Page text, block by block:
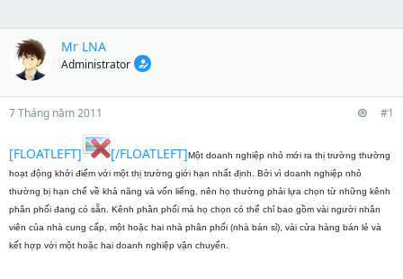
Mr LNA
Administrator
7 Tháng năm 2011 #1
[FLOATLEFT] [/FLOATLEFT]Một doanh nghiệp nhỏ mới ra thị trường thường
hoạt động khởi điểm với một thị trường giới hạn nhất định. Bởi vì doanh nghiệp nhỏ
thường bị hạn chế về khả năng và vốn liếng, nên họ thường phải lựa chọn từ những kênh
phân phối đang có sẵn. Kênh phân phối mà họ chọn có thể chỉ bao gồm vài người nhân
viên của nhà cung cấp, một hoặc hai nhà phân phối (nhà bán sỉ), vài cửa hàng bán lẻ và
kết hợp với một hoặc hai doanh nghiệp vận chuyển.